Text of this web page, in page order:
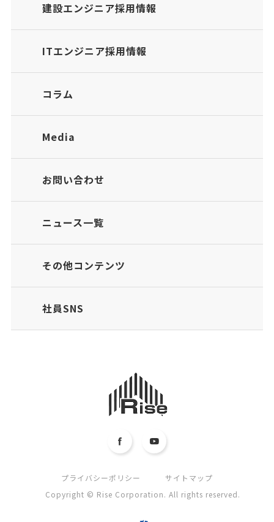
建設エンジニア採用情報
ITエンジニア採用情報
コラム
Media
お問い合わせ
ニュース一覧
その他コンテンツ
社員SNS
プライバシーポリシー
サイトマップ
Copyright © Rise Corporation. All rights reserved.